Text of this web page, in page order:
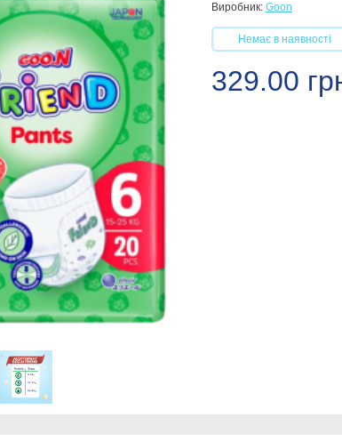
Виробник: Goon
Немає в наявності
329.00